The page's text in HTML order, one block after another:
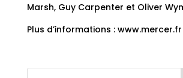
Marsh, Guy Carpenter et Oliver
Plus d’informations : www.mercer.fr